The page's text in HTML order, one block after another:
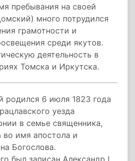
пребывания на своей
много потрудился
грамотности и
среди якутов.
деятельность в
Томска и Иркутска.
6 июля 1823 года
уезда
в семье священника,
во имя апостола и
Богослова.
был записан Александр I,